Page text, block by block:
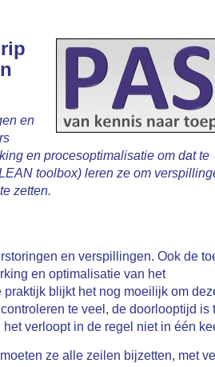
en
en procesoptimalisatie om dat te
toolbox) leren ze om
zetten.
en verspillingen. Ook de
en optimalisatie van het
blijkt het nog moeilijk om
te veel, de doorlooptijd is
verloopt in de regel niet in één
ze alle zeilen bijzetten, met